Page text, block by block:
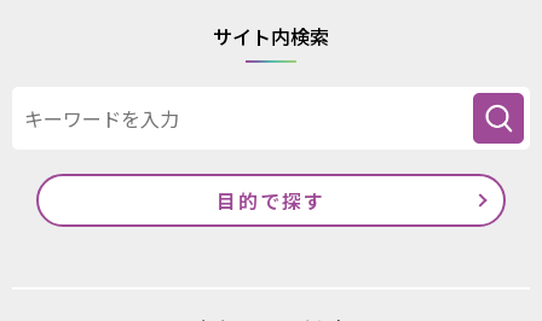
サイト内検索
目的で探す